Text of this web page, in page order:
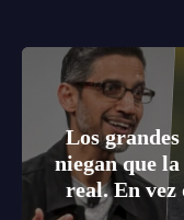
Los
niegan que
real. En vez